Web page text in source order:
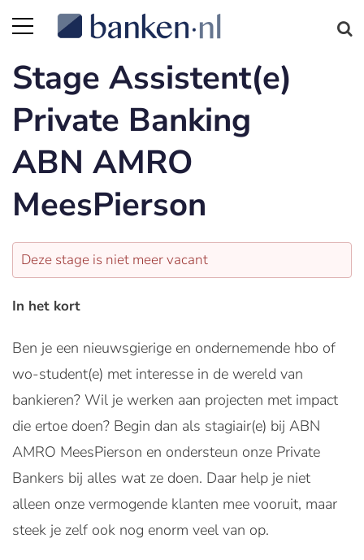
Stage Assistent(e)
Private Banking
ABN AMRO
MeesPierson
Deze stage is niet meer vacant
In het kort
Ben je een nieuwsgierige en ondernemende hbo of
wo-student(e) met interesse in de wereld van
bankieren? Wil je werken aan projecten met impact
die ertoe doen? Begin dan als stagiair(e) bij ABN
AMRO MeesPierson en ondersteun onze Private
Bankers bij alles wat ze doen. Daar help je niet
alleen onze vermogende klanten mee vooruit, maar
steek je zelf ook nog enorm veel van op.